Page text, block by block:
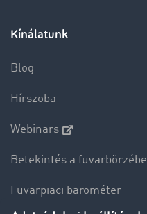
Kínálatunk
Blog
Hírszoba
Webinars
Betekintés a fuvarbörzébe
Fuvarpiaci barométer